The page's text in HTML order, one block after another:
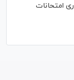
امتحانات